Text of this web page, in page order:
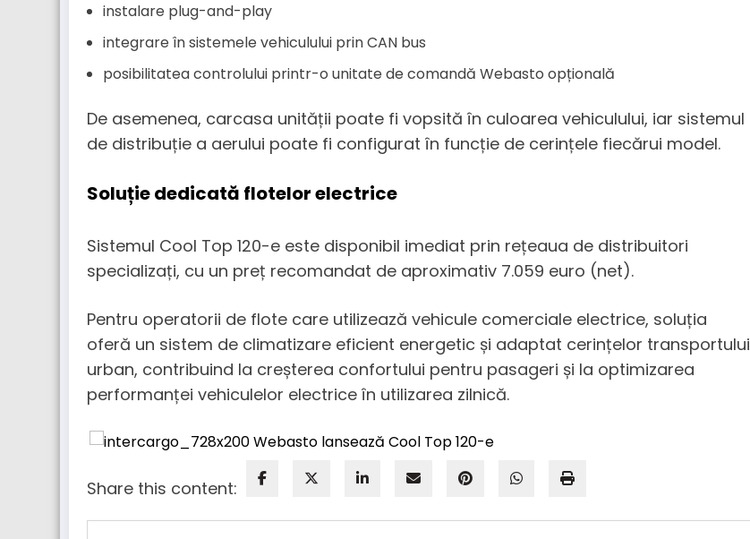
instalare plug-and-play
integrare în sistemele vehiculului prin CAN bus
posibilitatea controlului printr-o unitate de comandă Webasto opțională
De asemenea, carcasa unității poate fi vopsită în culoarea vehiculului, iar sistemul
de distribuție a aerului poate fi configurat în funcție de cerințele fiecărui model.
Soluție dedicată flotelor electrice
Sistemul Cool Top 120-e este disponibil imediat prin rețeaua de distribuitori
specializați, cu un preț recomandat de aproximativ 7.059 euro (net).
Pentru operatorii de flote care utilizează vehicule comerciale electrice, soluția
oferă un sistem de climatizare eficient energetic și adaptat cerințelor transportului
urban, contribuind la creșterea confortului pentru pasageri și la optimizarea
performanței vehiculelor electrice în utilizarea zilnică.
Share this content: